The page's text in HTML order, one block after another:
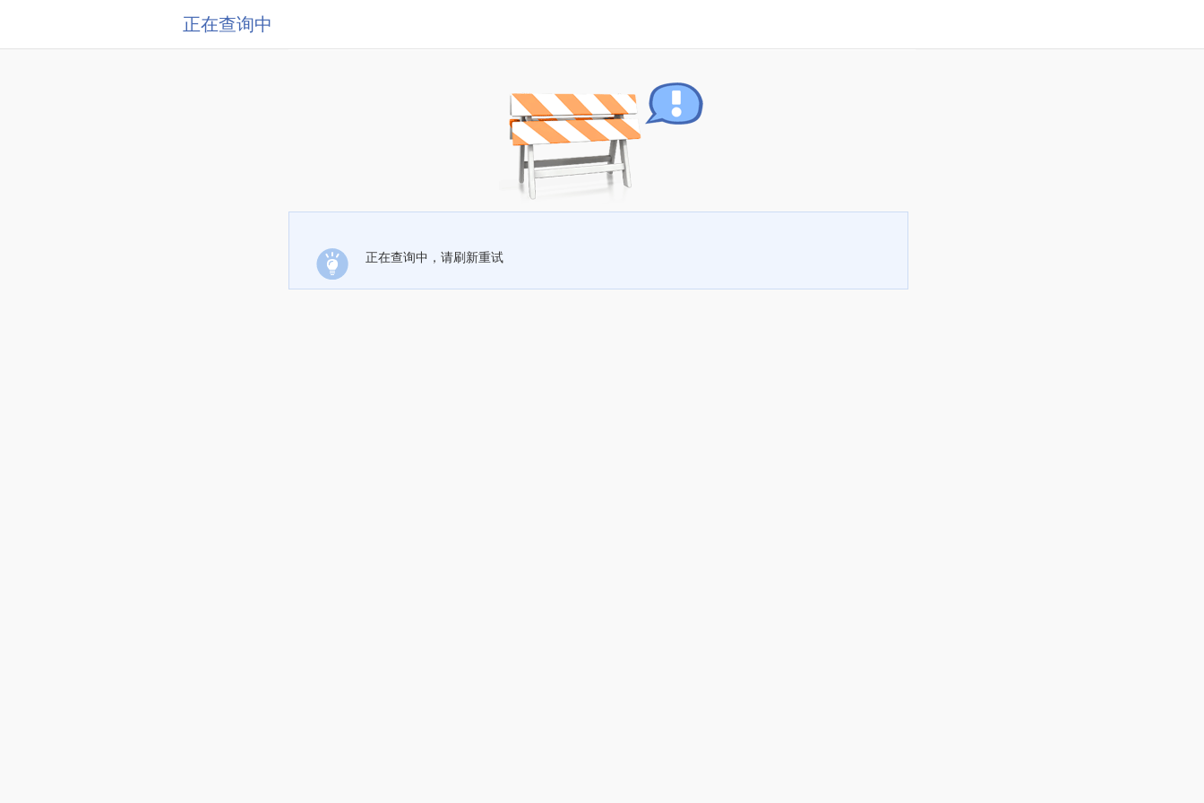
正在查询中
正在查询中，请刷新重试